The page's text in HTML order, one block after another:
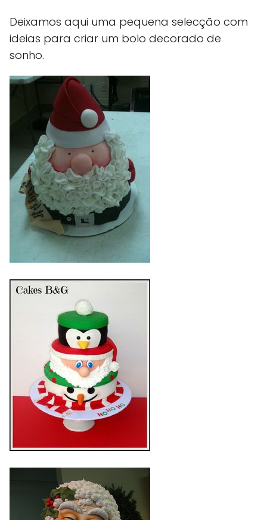
Deixamos aqui uma pequena selecção com
ideias para criar um bolo decorado de
sonho.